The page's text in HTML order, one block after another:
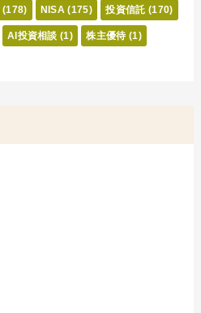
(178) NISA (175) 投資信託 (170)
AI投資相談 (1) 株主優待 (1)